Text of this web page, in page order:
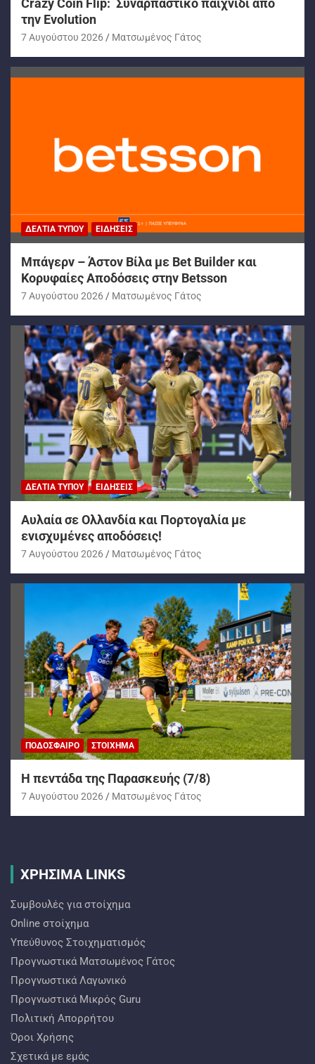
Crazy Coin Flip: Συναρπαστικό παιχνίδι από
την Evolution
7 Αυγούστου 2026 Ματσωμένος Γάτος
ΔΕΛΤΊΑ ΤΎΠΟΥ ΕΙΔΉΣΕΙΣ
Μπάγερν – Άστον Βίλα με Bet Builder και
Κορυφαίες Αποδόσεις στην Betsson
7 Αυγούστου 2026 Ματσωμένος Γάτος
ΔΕΛΤΊΑ ΤΎΠΟΥ ΕΙΔΉΣΕΙΣ
Αυλαία σε Ολλανδία και Πορτογαλία με
ενισχυμένες αποδόσεις!
7 Αυγούστου 2026 Ματσωμένος Γάτος
ΠΟΔΌΣΦΑΙΡΟ ΣΤΟΊΧΗΜΑ
H πεντάδα της Παρασκευής (7/8)
7 Αυγούστου 2026 Ματσωμένος Γάτος
ΧΡΗΣΙΜΑ LINKS
Συμβουλές για στοίχημα
Online στοίχημα
Υπεύθυνος Στοιχηματισμός
Προγνωστικά Ματσωμένος Γάτος
Προγνωστικά Λαγωνικό
Προγνωστικά Mικρός Guru
Πολιτική Απορρήτου
Όροι Χρήσης
Σχετικά με εμάς